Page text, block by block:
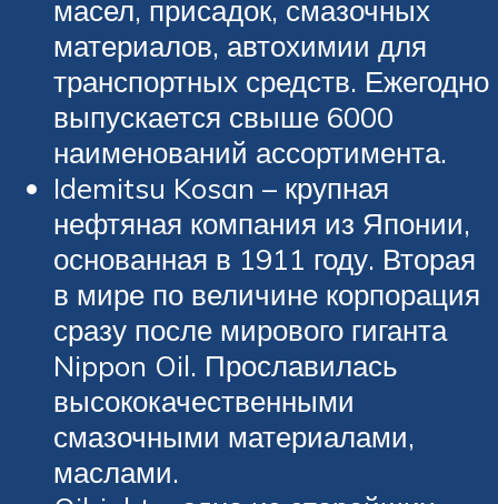
масел, присадок, смазочных
материалов, автохимии для
транспортных средств. Ежегодно
выпускается свыше 6000
наименований ассортимента.
Idemitsu Kosan – крупная
нефтяная компания из Японии,
основанная в 1911 году. Вторая
в мире по величине корпорация
сразу после мирового гиганта
Nippon Oil. Прославилась
высококачественными
смазочными материалами,
маслами.